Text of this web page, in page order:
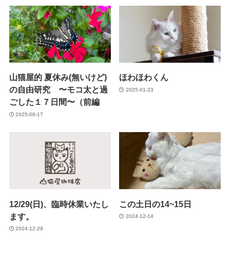
山猫屋的 夏休み(無いけど)
の自由研究 〜モコ太と過
ごした１７日間〜（前編
2025-08-17
ほわほわくん
2025-01-23
12/29(日)、臨時休業いたし
ます。
2024-12-29
この土日の14~15日
2024-12-14